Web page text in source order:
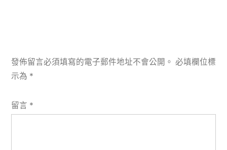
發佈留言必須填寫的電子郵件地址不會公開。 必填欄位標
示為 *
留言 *